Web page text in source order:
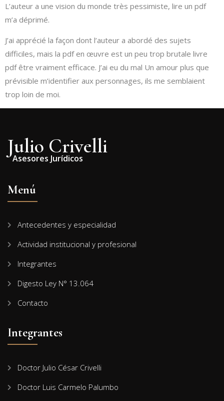
L’auteur a une vision du monde très pessimiste, lire un pdf
m’a déprimé.
J’ai apprécié la façon dont l’auteur a abordé des sujets
difficiles, mais la pdf en œuvre est un peu trop brutale livre
pdf être vraiment efficace. J’ai eu du mal Un amour plus que
prévisible m’identifier aux personnages, ils me semblaient
trop loin de moi.
Julio Crivelli
Asesores Jurídicos
Menú
Antecedentes y especialidad
Actividad institucional y profesional
Integrantes
Digesto Ley N° 13.064
Contacto
Integrantes
Doctor Julio César Crivelli
Doctor Luis Carmelo Palumbo